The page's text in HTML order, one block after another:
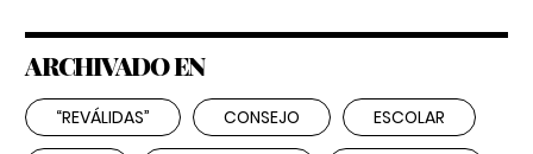
ARCHIVADO EN
“REVÁLIDAS” CONSEJO ESCOLAR